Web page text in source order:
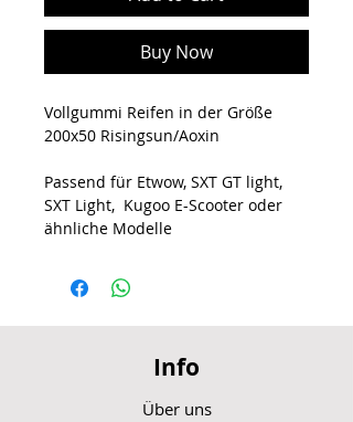
Buy Now
Vollgummi Reifen in der Größe
200x50 Risingsun/Aoxin
Passend für Etwow, SXT GT light,
SXT Light, Kugoo E-Scooter oder
ähnliche Modelle
Info
Über uns